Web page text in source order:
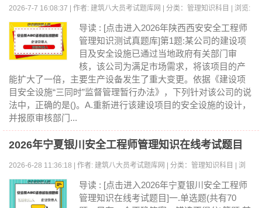
2026-7-7 16:08:37 | 作者: 建筑八大员考试题库网 | 分类：管理知识科目 | 浏览:
0
导读 : [点击进入2026年陕西西安安全工程师
管理知识测试真题库]第1题:某公司的建设项
目及安全设施已通过当地政府有关部门审
核，该公司为满足市场需求，将该项目的产
能扩大了一倍，主要生产设备发生了重大变更。依据《建设项
目安全设施“三同时”监督管理暂行办法》，下列针对该公司的说
法中，正确的是()。A.重新进行该建设项目的安全设施的设计，
并报原审核部门...
2026年宁夏银川安全工程师管理知识在线考试题目
2026-6-28 11:36:18 | 作者: 建筑八大员考试题库网 | 分类：管理知识科目 | 浏
览:0
导读 : [点击进入2026年宁夏银川安全工程师
管理知识在线考试题目]一.单选题(共有70